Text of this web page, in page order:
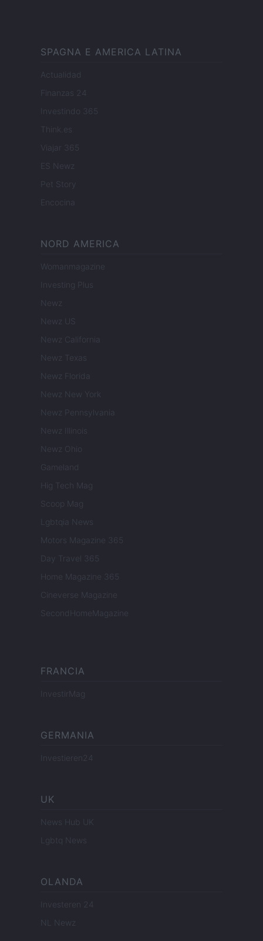
SPAGNA E AMERICA LATINA
Actualidad
Finanzas 24
Investindo 365
Think.es
Viajar 365
ES Newz
Pet Story
Encocina
NORD AMERICA
Womanmagazine
Investing Plus
Newz
Newz US
Newz California
Newz Texas
Newz Florida
Newz New York
Newz Pennsylvania
Newz Illinois
Newz Ohio
Gameland
Hig Tech Mag
Scoop Mag
Lgbtqia News
Motors Magazine 365
Day Travel 365
Home Magazine 365
Cineverse Magazine
SecondHomeMagazine
FRANCIA
InvestirMag
GERMANIA
Investieren24
UK
News Hub UK
Lgbtq News
OLANDA
Investeren 24
NL Newz